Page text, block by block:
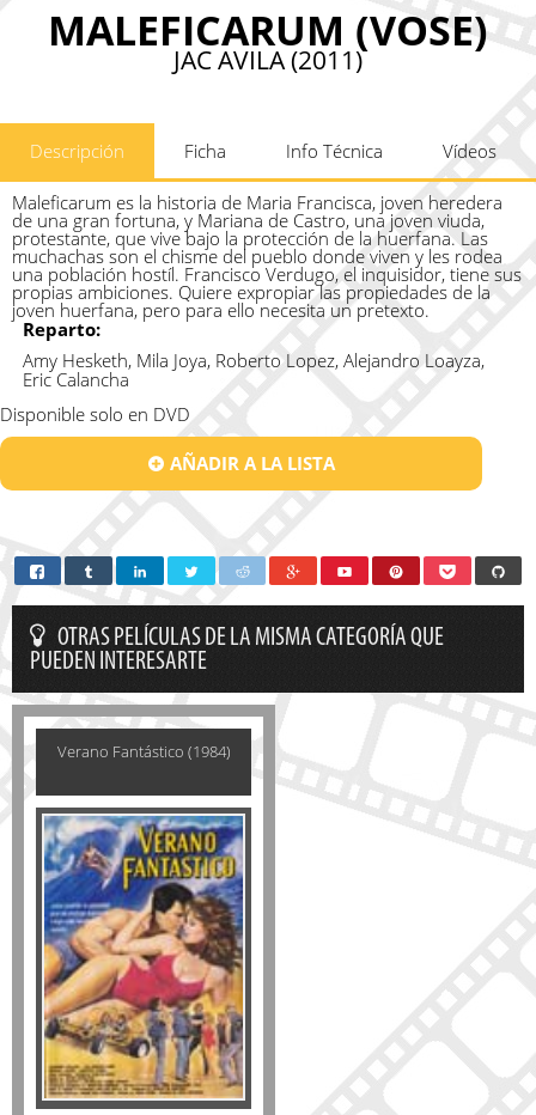
MALEFICARUM (VOSE)
JAC AVILA (2011)
Descripción Ficha Info Técnica Vídeos
Maleficarum es la historia de Maria Francisca, joven heredera
de una gran fortuna, y Mariana de Castro, una joven viuda,
protestante, que vive bajo la protección de la huerfana. Las
muchachas son el chisme del pueblo donde viven y les rodea
una población hostíl. Francisco Verdugo, el inquisidor, tiene sus
propias ambiciones. Quiere expropiar las propiedades de la
joven huerfana, pero para ello necesita un pretexto.
Reparto:
Amy Hesketh, Mila Joya, Roberto Lopez, Alejandro Loayza,
Eric Calancha
Disponible solo en DVD
AÑADIR A LA LISTA
OTRAS PELÍCULAS DE LA MISMA CATEGORÍA QUE
PUEDEN INTERESARTE
Verano Fantástico (1984)